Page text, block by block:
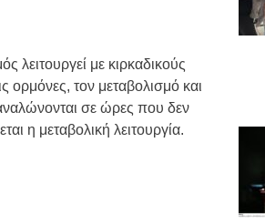
λειτουργεί με κιρκαδικούς
ορμόνες, τον μεταβολισμό και
σε ώρες που δεν
η μεταβολική λειτουργία.